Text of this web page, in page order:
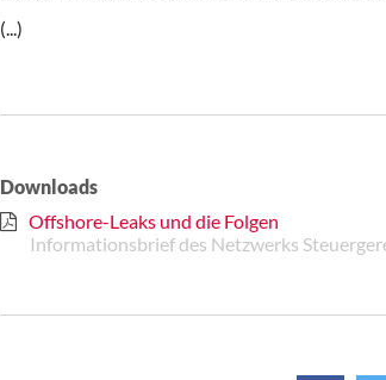
(...)
Downloads
Offshore-Leaks und die Folgen
Informationsbrief des Netzwerks